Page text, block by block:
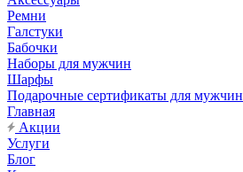
Ремни
Галстуки
Бабочки
Наборы для мужчин
Шарфы
Подарочные сертификаты для мужчин
Главная
Акции
Услуги
Блог